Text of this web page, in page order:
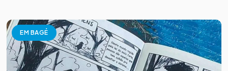
EM BAGÉ